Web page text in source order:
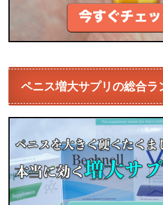
ペニス増大サプリの総合ラ